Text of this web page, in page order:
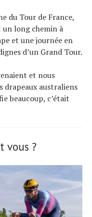
du Tour de France,
un long chemin à
et une journée en
d’un Grand Tour.
et nous
drapeaux australiens
beaucoup, c’était
vous ?